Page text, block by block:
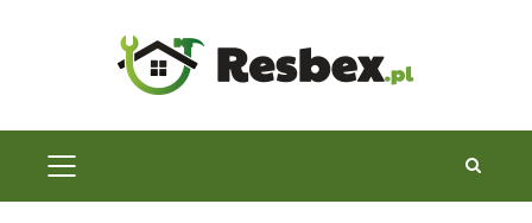
MENU
GŁÓWNE